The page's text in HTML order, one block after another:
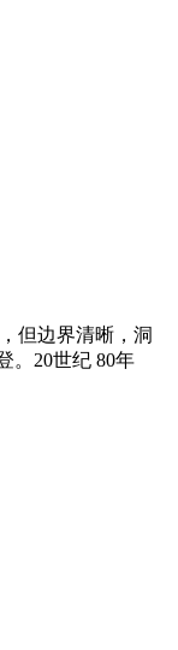
但边界清晰，洞
。20世纪 80年